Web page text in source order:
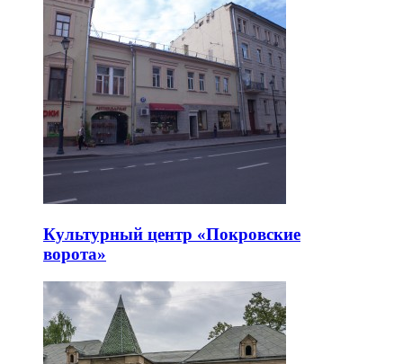
Культурный центр «Покровские
ворота»